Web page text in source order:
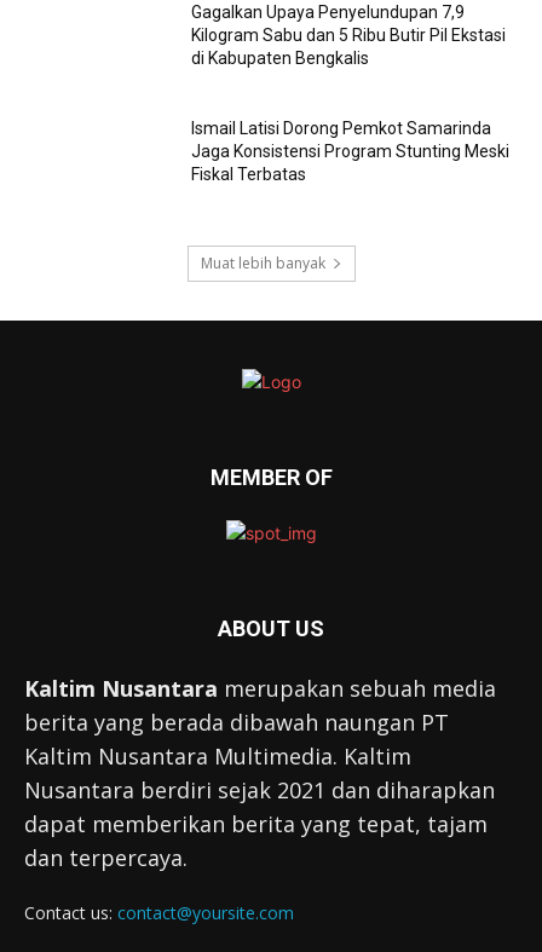
Gagalkan Upaya Penyelundupan 7,9
Kilogram Sabu dan 5 Ribu Butir Pil Ekstasi
di Kabupaten Bengkalis
Ismail Latisi Dorong Pemkot Samarinda
Jaga Konsistensi Program Stunting Meski
Fiskal Terbatas
Muat lebih banyak
MEMBER OF
ABOUT US
Kaltim Nusantara merupakan sebuah media
berita yang berada dibawah naungan PT
Kaltim Nusantara Multimedia. Kaltim
Nusantara berdiri sejak 2021 dan diharapkan
dapat memberikan berita yang tepat, tajam
dan terpercaya.
Contact us: contact@yoursite.com